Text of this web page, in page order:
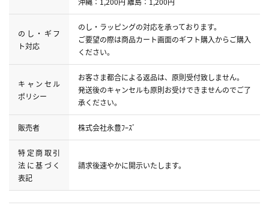
のし・ギフ
ト対応
のし・ラッピングの対応を承っております。
ご要望の際は商品カート画面のギフト購入からご購入
ください。
キャンセル
ポリシー
お客さま都合による返品は、原則受付致しません。
発送後のキャンセルも原則お受けできませんのでご了
承ください。
販売者 株式会社永豊ﾌｰｽﾞ
特定商取引
法に基づく
表記
請求後速やかに開示いたします。